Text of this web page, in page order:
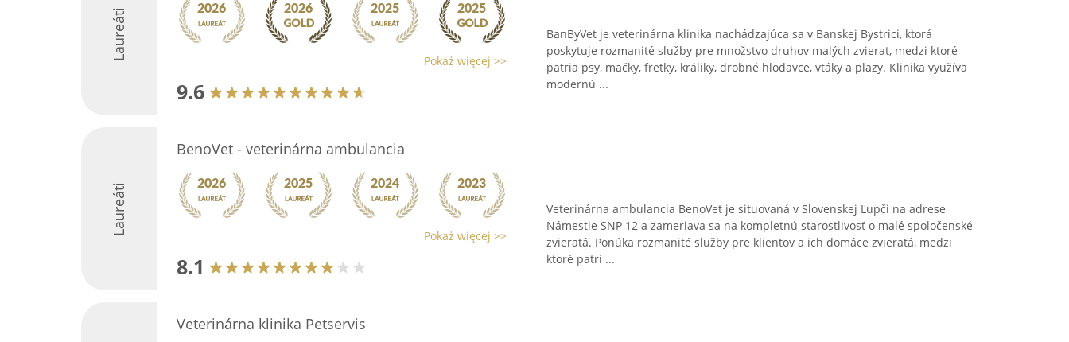
Laureáti Pokaż więcej >>
9.6
BanByVet je veterinárna klinika nachádzajúca sa v Banskej Bystrici, ktorá
poskytuje rozmanité služby pre množstvo druhov malých zvierat, medzi ktoré
patria psy, mačky, fretky, králiky, drobné hlodavce, vtáky a plazy. Klinika využíva
modernú ...
Laureáti
BenoVet - veterinárna ambulancia
Pokaż więcej >>
8.1
Veterinárna ambulancia BenoVet je situovaná v Slovenskej Ľupči na adrese
Námestie SNP 12 a zameriava sa na kompletnú starostlivosť o malé spoločenské
zvieratá. Ponúka rozmanité služby pre klientov a ich domáce zvieratá, medzi
ktoré patrí ...
Veterinárna klinika Petservis